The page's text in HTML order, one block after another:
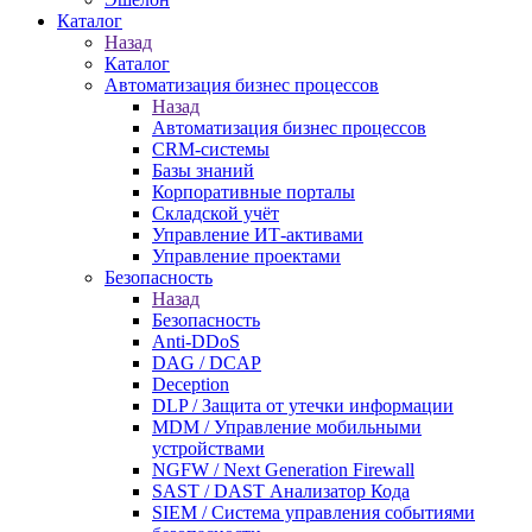
Каталог
Назад
Каталог
Автоматизация бизнес процессов
Назад
Автоматизация бизнес процессов
CRM-системы
Базы знаний
Корпоративные порталы
Складской учёт
Управление ИТ-активами
Управление проектами
Безопасность
Назад
Безопасность
Anti-DDoS
DAG / DCAP
Deception
DLP / Защита от утечки информации
MDM / Управление мобильными
устройствами
NGFW / Next Generation Firewall
SAST / DAST Анализатор Кода
SIEM / Система управления событиями